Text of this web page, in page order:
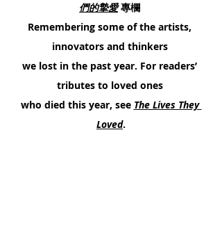
們的摯愛 專欄
Remembering some of the artists,
innovators and thinkers
we lost in the past year. For readers’
tributes to loved ones
who died this year, see The Lives They
Loved.